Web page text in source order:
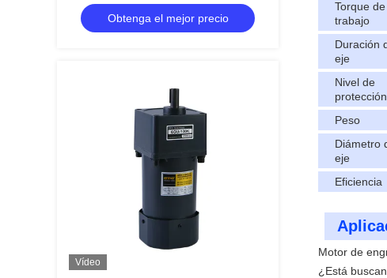
Obtenga el mejor precio
Vídeo
Torque de
trabajo
Duración
eje
Nivel de
protección
Peso
Diámetro
eje
Eficiencia
Motor de
¿Está